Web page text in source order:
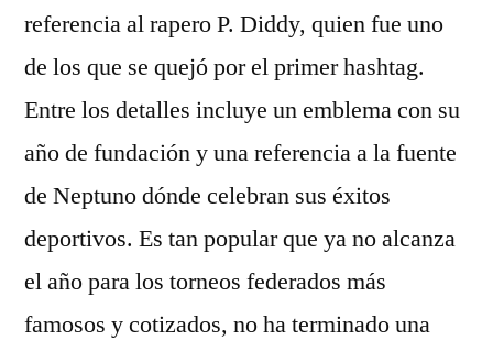
referencia al rapero P. Diddy, quien fue uno
de los que se quejó por el primer hashtag.
Entre los detalles incluye un emblema con su
año de fundación y una referencia a la fuente
de Neptuno dónde celebran sus éxitos
deportivos. Es tan popular que ya no alcanza
el año para los torneos federados más
famosos y cotizados, no ha terminado una